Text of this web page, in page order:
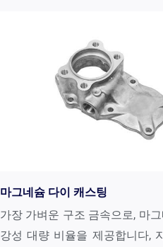
마그네슘 다이 캐스팅
가장 가벼운 구조 금속으로, 마
강성 대량 비율을 제공합니다,